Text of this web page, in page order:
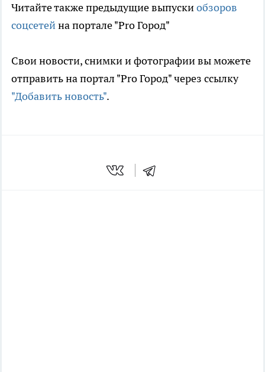
Читайте также предыдущие выпускиобзоров
соцсетейна портале "Pro Город"
Свои новости, снимки и фотографии вы можете
отправить на портал "Pro Город" через ссылку
"Добавить новость".